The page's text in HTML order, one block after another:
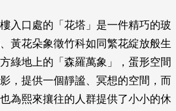
入口處的「花塔」是一件精巧的玻
黃花朵象徵竹科如同繁花綻放般生
綠地上的「森羅萬象」，蛋形空間
，提供一個靜謐、冥想的空間，而
為熙來攘往的人群提供了小小的休